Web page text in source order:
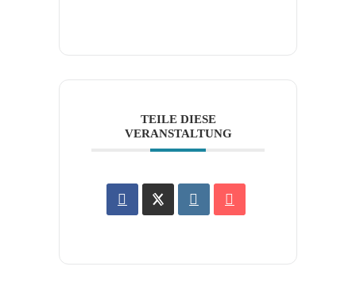
TEILE DIESE
VERANSTALTUNG